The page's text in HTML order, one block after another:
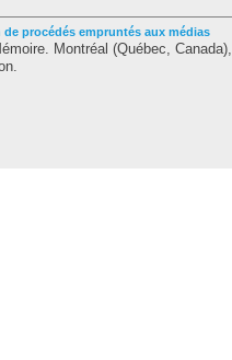
procédés empruntés aux médias
Montréal (Québec, Canada),